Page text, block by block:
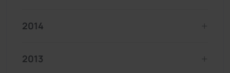
2014
2013